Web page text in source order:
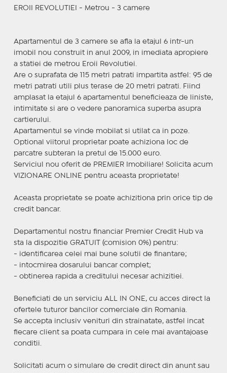
EROII REVOLUTIEI - Metrou - 3 camere
Apartamentul de 3 camere se afla la etajul 6 intr-un
imobil nou construit in anul 2009, in imediata apropiere
a statiei de metrou Eroii Revolutiei.
Are o suprafata de 115 metri patrati impartita astfel: 95 de
metri patrati utili plus terase de 20 metri patrati. Fiind
amplasat la etajul 6 apartamentul beneficieaza de liniste,
intimitate si are o vedere panoramica superba asupra
cartierului.
Apartamentul se vinde mobilat si utilat ca in poze.
Optional viitorul proprietar poate achiziona loc de
parcatre subteran la pretul de 15.000 euro.
Serviciul nou oferit de PREMIER Imobiliare! Solicita acum
VIZIONARE ONLINE pentru aceasta proprietate!
Aceasta proprietate se poate achizitiona prin orice tip de
credit bancar.
Departamentul nostru financiar Premier Credit Hub va
sta la dispozitie GRATUIT (comision 0%) pentru:
- identificarea celei mai bune solutii de finantare;
- intocmirea dosarului bancar complet;
- obtinerea rapida a creditului necesar achizitiei.
Beneficiati de un serviciu ALL IN ONE, cu acces direct la
ofertele tuturor bancilor comerciale din Romania.
Se accepta inclusiv venituri din strainatate, astfel incat
fiecare client sa poata cumpara in cele mai avantajoase
conditii.
Solicitati acum o simulare de credit direct din anunt sau